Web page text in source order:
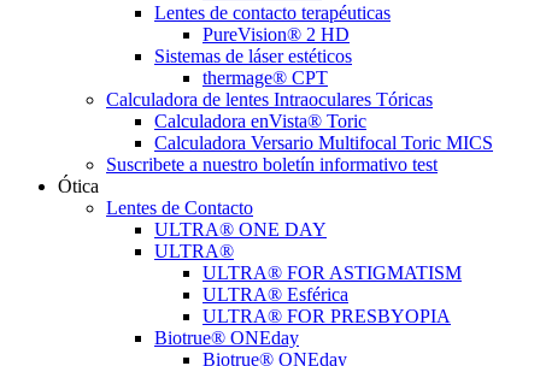
Lentes de contacto terapéuticas
PureVision® 2 HD
Sistemas de láser estéticos
thermage® CPT
Calculadora de lentes Intraoculares Tóricas
Calculadora enVista® Toric
Calculadora Versario Multifocal Toric MICS
Suscribete a nuestro boletín informativo test
Ótica
Lentes de Contacto
ULTRA® ONE DAY
ULTRA®
ULTRA® FOR ASTIGMATISM
ULTRA® Esférica
ULTRA® FOR PRESBYOPIA
Biotrue® ONEday
Biotrue® ONEday